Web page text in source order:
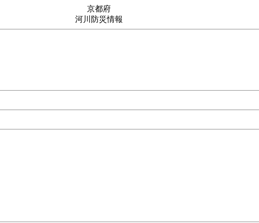
京都府
河川防災情報